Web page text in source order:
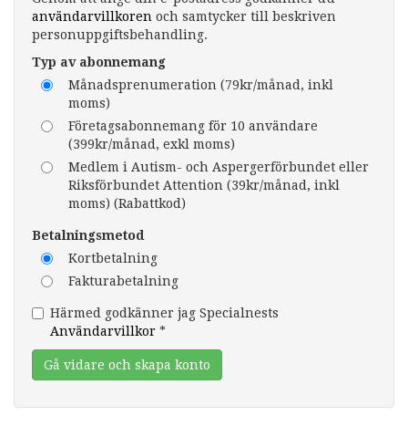
användarvillkoren och samtycker till beskriven
personuppgiftsbehandling.
Typ av abonnemang
Månadsprenumeration (79kr/månad, inkl
moms)
Företagsabonnemang för 10 användare
(399kr/månad, exkl moms)
Medlem i Autism- och Aspergerförbundet eller
Riksförbundet Attention (39kr/månad, inkl
moms) (Rabattkod)
Betalningsmetod
Kortbetalning
Fakturabetalning
Härmed godkänner jag Specialnests
Användarvillkor *
Gå vidare och skapa konto